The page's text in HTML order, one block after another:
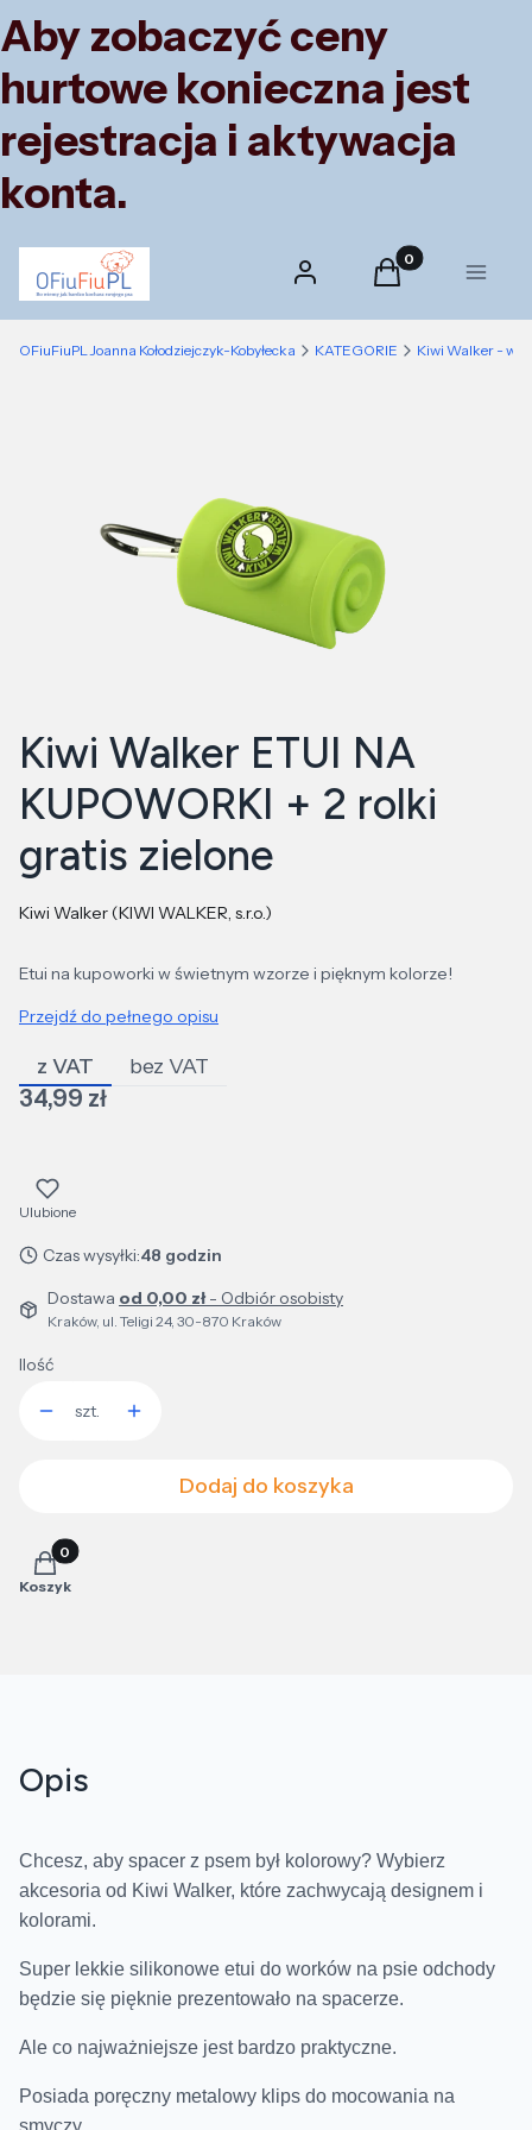
Aby zobaczyć ceny
hurtowe konieczna jest
rejestracja i aktywacja
konta.
Zaloguj się Produkty w
Koszyk Menu
OFiuFiuPL Joanna Kołodziejczyk-Kobyłecka KATEGORIE Kiwi Walker -
Kiwi Walker ETUI NA
KUPOWORKI + 2 rolki
gratis zielone
Kiwi Walker (KIWI WALKER, s.r.o.)
Etui na kupoworki w świetnym wzorze i pięknym kolorze!
Przejdź do pełnego opisu
z VAT bez VAT
Cena
34,99 zł
Ulubione
Czas wysyłki:48 godzin
Dostawa od 0,00 zł- Odbiór osobisty
Kraków, ul. Teligi 24, 30-870 Kraków
Ilość
szt.
Dodaj do koszyka
Produkty w koszyku: 0. Zobacz szczegóły
Koszyk
Opis
Chcesz, aby spacer z psem był kolorowy? Wybierz
akcesoria od Kiwi Walker, które zachwycają designem i
kolorami.
Super lekkie silikonowe etui do worków na psie odchody
będzie się pięknie prezentowało na spacerze.
Ale co najważniejsze jest bardzo praktyczne.
Posiada poręczny metalowy klips do mocowania na
smyczy.